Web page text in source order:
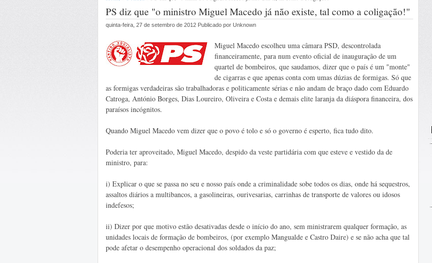
PS diz que "o ministro Miguel Macedo já não existe, tal como a coligação!"
quinta-feira, 27 de setembro de 2012 Publicado por Unknown
Miguel Macedo escolheu uma câmara PSD, descontrolada
financeiramente, para num evento oficial de inauguração de um
quartel de bombeiros, que saudamos, dizer que o país é um "monte"
de cigarras e que apenas conta com umas dúzias de formigas. Só que
as formigas verdadeiras são trabalhadoras e politicamente sérias e não andam de braço dado com Eduardo
Catroga, António Borges, Dias Loureiro, Oliveira e Costa e demais elite laranja da diáspora financeira, dos
paraísos incógnitos.
Quando Miguel Macedo vem dizer que o povo é tolo e só o governo é esperto, fica tudo dito.
Poderia ter aproveitado, Miguel Macedo, despido da veste partidária com que esteve e vestido da de
ministro, para:
i) Explicar o que se passa no seu e nosso país onde a criminalidade sobe todos os dias, onde há sequestros,
assaltos diários a multibancos, a gasolineiras, ourivesarias, carrinhas de transporte de valores ou idosos
indefesos;
ii) Dizer por que motivo estão desativadas desde o início do ano, sem ministrarem qualquer formação, as
unidades locais de formação de bombeiros, (por exemplo Mangualde e Castro Daire) e se não acha que tal
pode afetar o desempenho operacional dos soldados da paz;